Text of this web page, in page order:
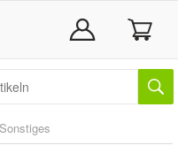
Sonstiges